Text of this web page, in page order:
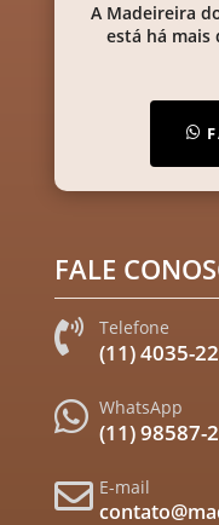
A Madeireira
está há mais
FALE
 Telefone
(11) 4035-
 WhatsApp
(11) 98587-
 E-mail